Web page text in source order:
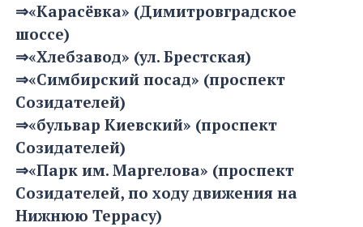
⇒«Карасёвка» (Димитровградское
шоссе)
⇒«Хлебзавод» (ул. Брестская)
⇒«Симбирский посад» (проспект
Созидателей)
⇒«бульвар Киевский» (проспект
Созидателей)
⇒«Парк им. Маргелова» (проспект
Созидателей, по ходу движения на
Нижнюю Террасу)